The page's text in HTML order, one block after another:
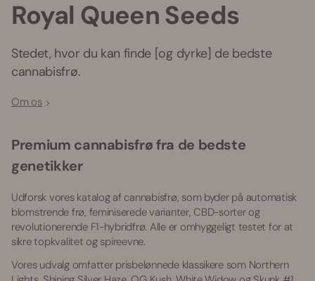
Royal Queen Seeds
Stedet, hvor du kan finde [og dyrke] de bedste
cannabisfrø.
Om os
Premium cannabisfrø fra de bedste
genetikker
Udforsk vores katalog af cannabisfrø, som byder på automatisk
blomstrende frø, feminiserede varianter, CBD-sorter og
revolutionerende F1-hybridfrø. Alle er omhyggeligt testet for at
sikre topkvalitet og spireevne.
Vores udvalg omfatter prisbelønnede klassikere som Northern